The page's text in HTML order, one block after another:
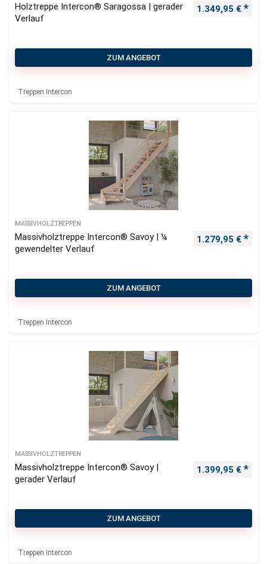
Holztreppe Intercon® Saragossa | gerader
Verlauf
1.349,95 €
ZUM ANGEBOT
Treppen Intercon
MASSIVHOLZTREPPEN
Massivholztreppe Intercon® Savoy | ¼
gewendelter Verlauf
1.279,95 €
ZUM ANGEBOT
Treppen Intercon
MASSIVHOLZTREPPEN
Massivholztreppe Intercon® Savoy |
gerader Verlauf
1.399,95 €
ZUM ANGEBOT
Treppen Intercon